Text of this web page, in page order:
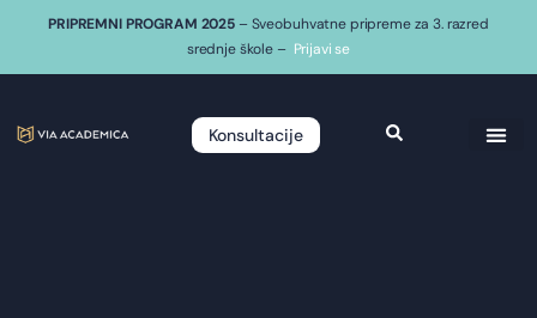
PRIPREMNI PROGRAM 2025 – Sveobuhvatne pripreme za 3. razred
srednje škole – Prijavi se
Konsultacije